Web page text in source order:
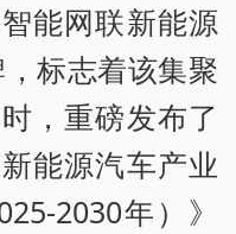
能网联新能源
标志着该集聚
，重磅发布了
能源汽车产业
2030年）》